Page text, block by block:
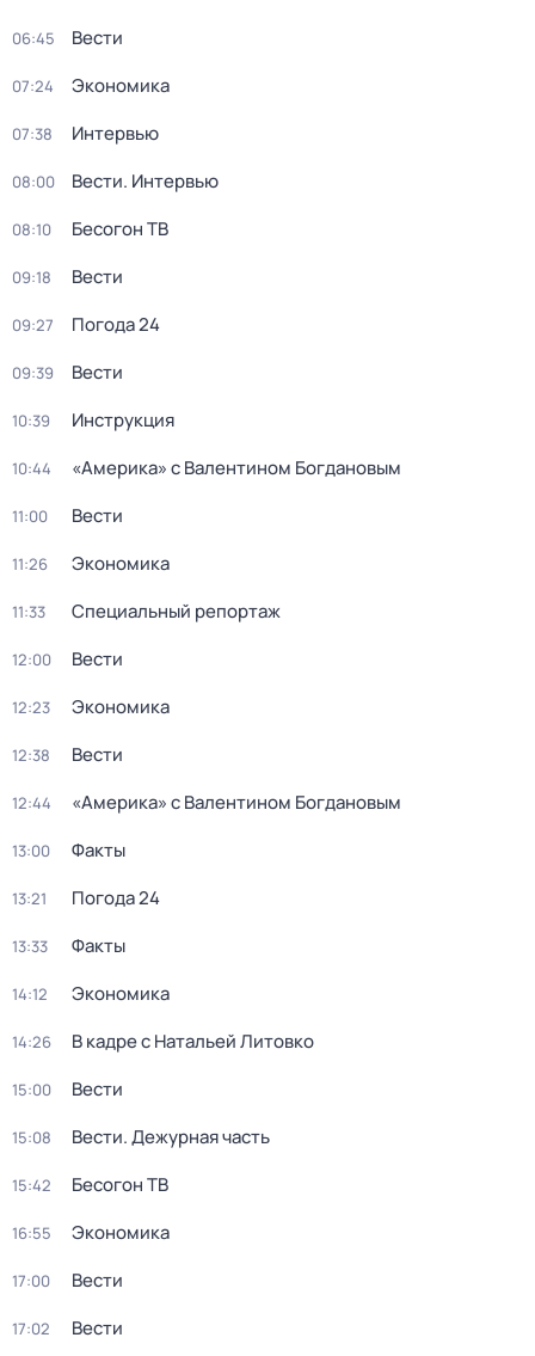
06:45 Вести
07:24 Экономика
07:38 Интервью
08:00 Вести. Интервью
08:10 Бесогон ТВ
09:18 Вести
09:27 Погода 24
09:39 Вести
10:39 Инструкция
10:44 «Америка» с Валентином Богдановым
11:00 Вести
11:26 Экономика
11:33 Специальный репортаж
12:00 Вести
12:23 Экономика
12:38 Вести
12:44 «Америка» с Валентином Богдановым
13:00 Факты
13:21 Погода 24
13:33 Факты
14:12 Экономика
14:26 В кадре с Натальей Литовко
15:00 Вести
15:08 Вести. Дежурная часть
15:42 Бесогон ТВ
16:55 Экономика
17:00 Вести
17:02 Вести